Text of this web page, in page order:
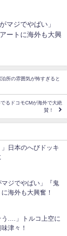
マジでやばい」
ートに海外も大興
所の雰囲気が怖すぎると
るドコモCMが海外で大絶
賛！
」日本のへびドッキ
マジでやばい」『鬼
海外も大興奮！
う....」トルコ上空に
津々！